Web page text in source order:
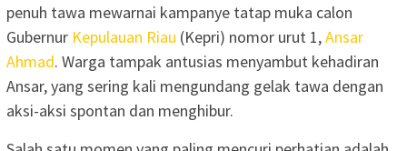
penuh tawa mewarnai kampanye tatap muka calon
Gubernur Kepulauan Riau (Kepri) nomor urut 1,Ansar
Ahmad. Warga tampak antusias menyambut kehadiran
Ansar, yang sering kali mengundang gelak tawa dengan
aksi-aksi spontan dan menghibur.